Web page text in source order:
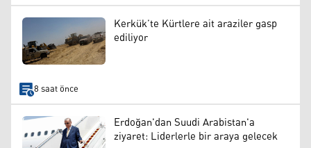
Kerkük’te Kürtlere ait araziler gasp
ediliyor
8 saat önce
Erdoğan'dan Suudi Arabistan'a
ziyaret: Liderlerle bir araya gelecek